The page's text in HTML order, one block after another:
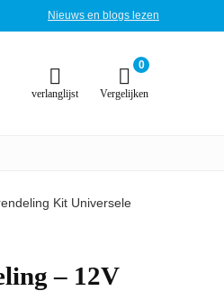
Nieuws en blogs lezen
verlanglijst
0
Vergelijken
Kit Universele
– 12V